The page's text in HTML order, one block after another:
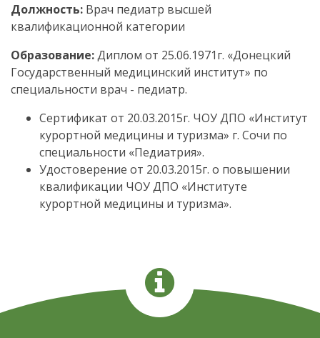
Должность: Врач педиатр высшей
квалификационной категории
Образование:Диплом от 25.06.1971г. «Донецкий
Государственный медицинский институт» по
специальности врач - педиатр.
Сертификат от 20.03.2015г. ЧОУ ДПО «Институт
курортной медицины и туризма» г. Сочи по
специальности «Педиатрия».
Удостоверение от 20.03.2015г. о повышении
квалификации ЧОУ ДПО «Институте
курортной медицины и туризма».